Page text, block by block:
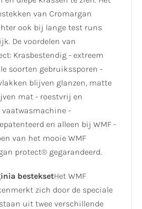
van Cromargan
ook bij lange test runs
De voordelen van
Krasbestendig - extreem
soorten gebruikssporen -
blijven glanzen, matte
mat - roestvrij en
-
en alleen bij WMF -
van het mooie WMF
protect® gegarandeerd.
besteksetHet WMF
zich door de speciale
uit twee verschillende